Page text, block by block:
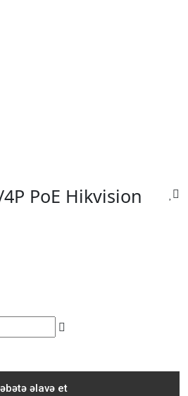
PoE Hikvision
əlavə et